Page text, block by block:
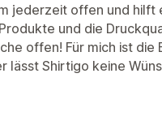
jederzeit offen und hilft
und die
offen! Für mich ist die
lässt Shirtigo keine